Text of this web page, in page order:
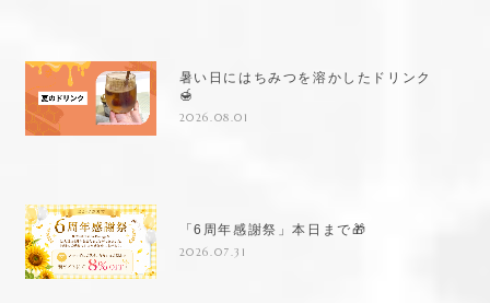
暑い日にはちみつを溶かしたドリンク
🍯
2026.08.01
「6周年感謝祭」本日まで🎁
2026.07.31